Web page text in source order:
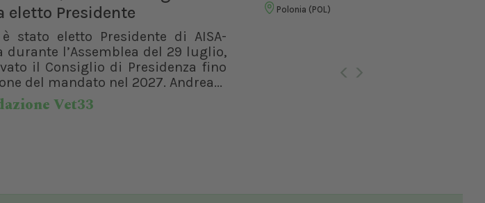
eletto Presidente
è stato eletto Presidente di AISA-
durante l’Assemblea del 29 luglio,
il Consiglio di Presidenza fino
del mandato nel 2027. Andrea...
Vet33
Polonia (POL)